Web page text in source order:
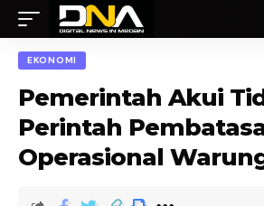
EKONOMI
Pemerintah Akui
Perintah
Operasional